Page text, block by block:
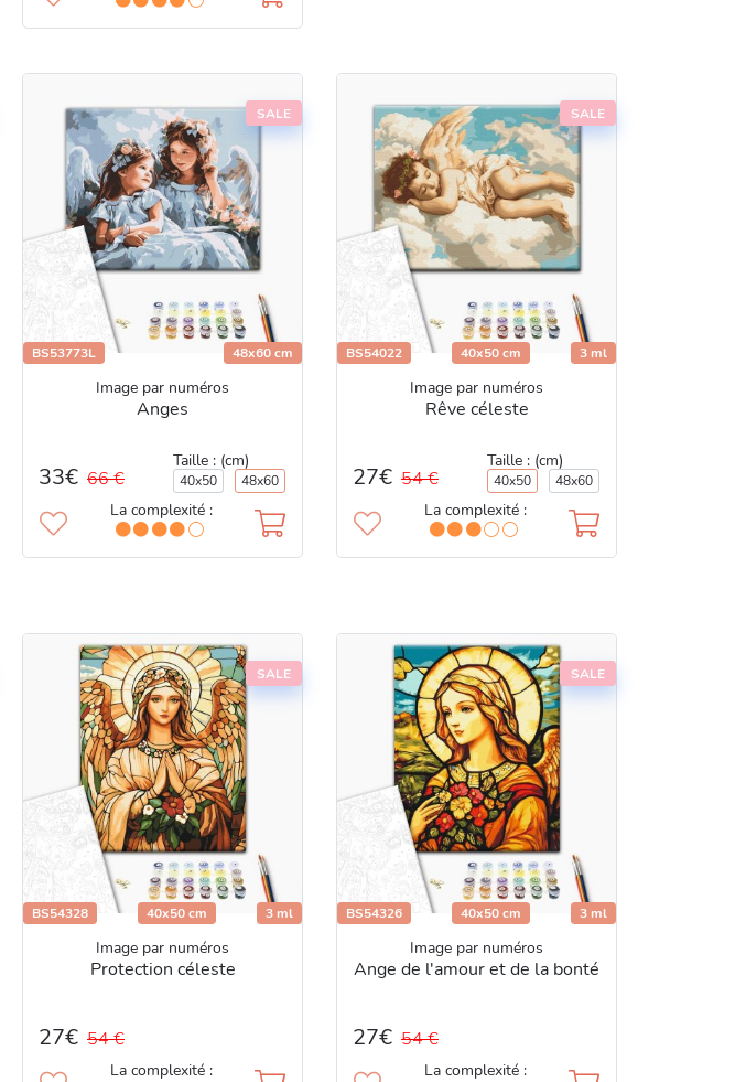
SALE
BS53773L 48x60 cm
Image par numéros
Anges
33€ 66 €
Taille : (cm)
40x50 48x60
La complexité :
SALE
BS54022 40x50 cm 3 ml
Image par numéros
Rêve céleste
27€ 54 €
Taille : (cm)
40x50 48x60
La complexité :
SALE
BS54328 40x50 cm 3 ml
Image par numéros
Protection céleste
27€ 54 €
La complexité :
SALE
BS54326 40x50 cm 3 ml
Image par numéros
Ange de l'amour et de la bonté
27€ 54 €
La complexité :